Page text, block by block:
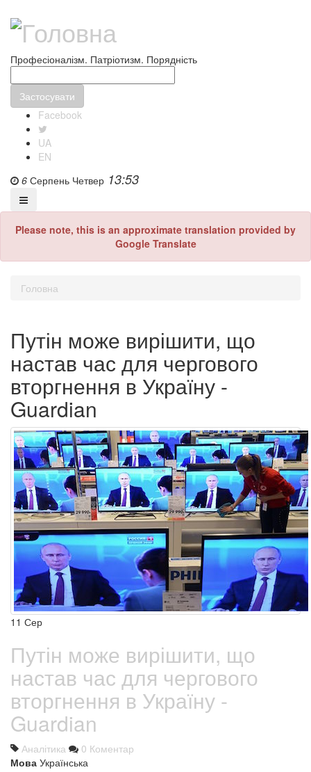
Професіоналізм. Патріотизм. Порядність
Facebook
UA
EN
6 Серпень Четвер 13:53
Please note, this is an approximate translation provided by
Google Translate
Головна
Путін може вирішити, що
настав час для чергового
вторгнення в Україну -
Guardian
11 Сер
Путін може вирішити, що
настав час для чергового
вторгнення в Україну -
Guardian
Аналітика
0 Коментар
Мова Українська